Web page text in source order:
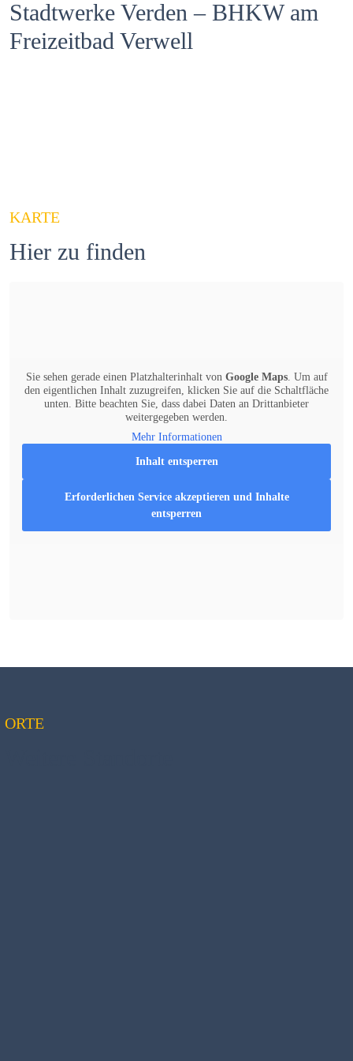
Stadtwerke Verden – BHKW am
Freizeitbad Verwell
KARTE
Hier zu finden
Sie sehen gerade einen Platzhalterinhalt von Google Maps. Um auf
den eigentlichen Inhalt zuzugreifen, klicken Sie auf die Schaltfläche
unten. Bitte beachten Sie, dass dabei Daten an Drittanbieter
weitergegeben werden.
Mehr Informationen
Inhalt entsperren
Erforderlichen Service akzeptieren und Inhalte
entsperren
ORTE